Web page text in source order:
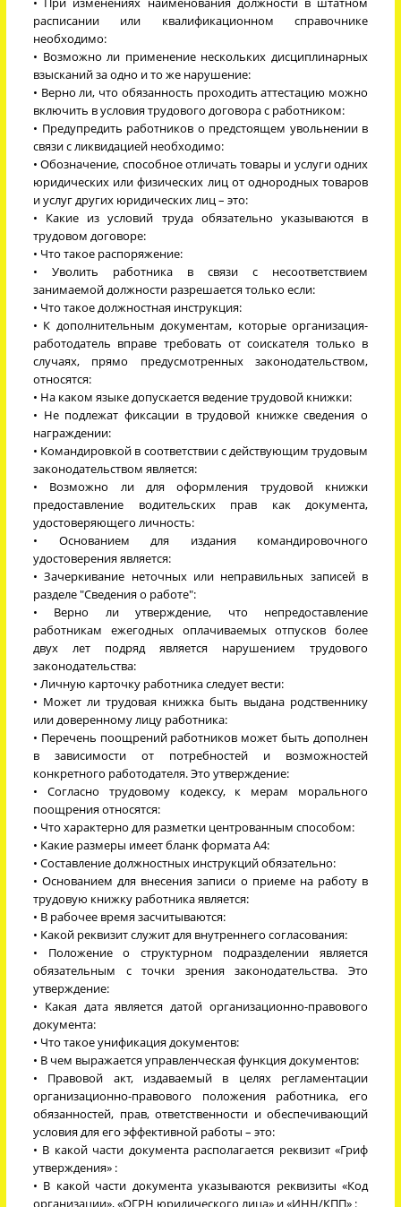
расписании или квалификационном справочнике
необходимо:
• Возможно ли применение нескольких дисциплинарных
взысканий за одно и то же нарушение:
• Верно ли, что обязанность проходить аттестацию можно
включить в условия трудового договора с работником:
• Предупредить работников о предстоящем увольнении в
связи с ликвидацией необходимо:
• Обозначение, способное отличать товары и услуги одних
юридических или физических лиц от однородных товаров
и услуг других юридических лиц – это:
• Какие из условий труда обязательно указываются в
трудовом договоре:
• Что такое распоряжение:
• Уволить работника в связи с несоответствием
занимаемой должности разрешается только если:
• Что такое должностная инструкция:
• К дополнительным документам, которые организация-
работодатель вправе требовать от соискателя только в
случаях, прямо предусмотренных законодательством,
относятся:
• На каком языке допускается ведение трудовой книжки:
• Не подлежат фиксации в трудовой книжке сведения о
награждении:
• Командировкой в соответствии с действующим трудовым
законодательством является:
• Возможно ли для оформления трудовой книжки
предоставление водительских прав как документа,
удостоверяющего личность:
• Основанием для издания командировочного
удостоверения является:
• Зачеркивание неточных или неправильных записей в
разделе "Сведения о работе":
• Верно ли утверждение, что непредоставление
работникам ежегодных оплачиваемых отпусков более
двух лет подряд является нарушением трудового
законодательства:
• Личную карточку работника следует вести:
• Может ли трудовая книжка быть выдана родственнику
или доверенному лицу работника:
• Перечень поощрений работников может быть дополнен
в зависимости от потребностей и возможностей
конкретного работодателя. Это утверждение:
• Согласно трудовому кодексу, к мерам морального
поощрения относятся:
• Что характерно для разметки центрованным способом:
• Какие размеры имеет бланк формата А4:
• Составление должностных инструкций обязательно:
• Основанием для внесения записи о приеме на работу в
трудовую книжку работника является:
• В рабочее время засчитываются:
• Какой реквизит служит для внутреннего согласования:
• Положение о структурном подразделении является
обязательным с точки зрения законодательства. Это
утверждение:
• Какая дата является датой организационно-правового
документа:
• Что такое унификация документов:
• В чем выражается управленческая функция документов:
• Правовой акт, издаваемый в целях регламентации
организационно-правового положения работника, его
обязанностей, прав, ответственности и обеспечивающий
условия для его эффективной работы – это:
• В какой части документа располагается реквизит «Гриф
утверждения» :
• В какой части документа указываются реквизиты «Код
организации», «ОГРН юридического лица» и «ИНН/КПП» :